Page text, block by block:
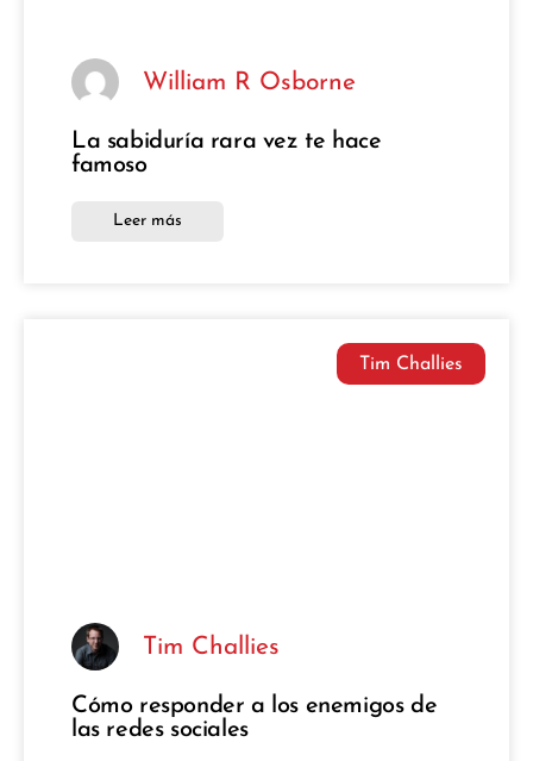
William R Osborne
La sabiduría rara vez te hace
famoso
Leer más
Tim Challies
Tim Challies
Cómo responder a los enemigos de
las redes sociales